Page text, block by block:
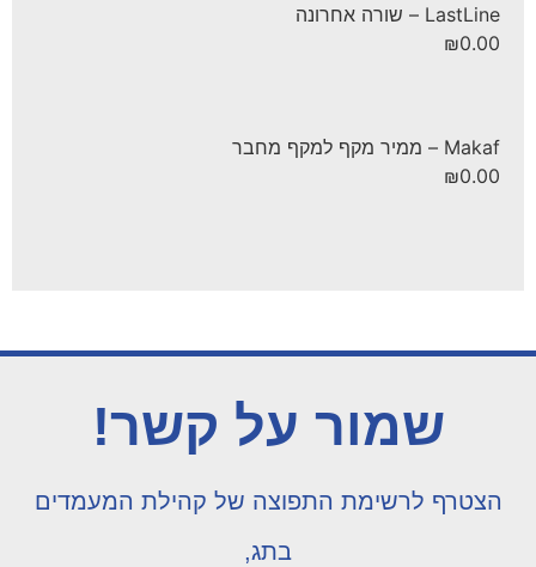
LastLine – שורה אחרונה
₪0.00
Makaf – ממיר מקף למקף מחבר
₪0.00
שמור על קשר!
הצטרף לרשימת התפוצה של קהילת המעמדים
בתג,